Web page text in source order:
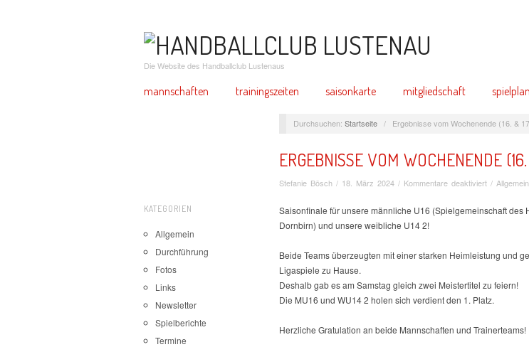
Die Website des Handballclub Lustenaus
mannschaften trainingszeiten saisonkarte mitgliedschaft spielplan
KATEGORIEN
Allgemein
Durchführung
Fotos
Links
Newsletter
Spielberichte
Termine
Durchsuchen: Startseite / Ergebnisse vom Wochenende (16. &
ERGEBNISSE VOM WOCHENENDE
Stefanie Bösch / 18. März 2024 / Kommentare deaktiviertfür
vom
17.03.24)
/ Allgemein
Saisonfinale für unsere männliche U16 (Spielgemeinschaft des
Dornbirn) und unsere weibliche U14 2!
Beide Teams überzeugten mit einer starken Heimleistung und
Ligaspiele zu Hause.
Deshalb gab es am Samstag gleich zwei Meistertitel zu feiern!
Die MU16 und WU14 2 holen sich verdient den 1. Platz.
Herzliche Gratulation an beide Mannschaften und Trainerteams!